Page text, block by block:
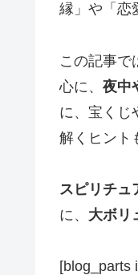
縁」や「恋
この記事で
心に、 夜中
に、宝くじ
解くヒント
スピリチュ
に、 大ボリ
[blog_parts